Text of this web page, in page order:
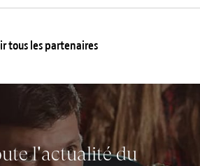
tous les partenaires
l'actualité du